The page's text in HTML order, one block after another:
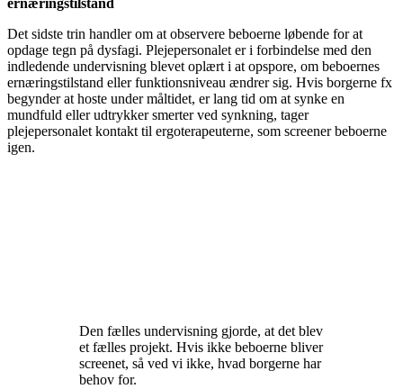
ernæringstilstand
Det sidste trin handler om at observere beboerne løbende for at
opdage tegn på dysfagi. Plejepersonalet er i forbindelse med den
indledende undervisning blevet oplært i at opspore, om beboernes
ernæringstilstand eller funktionsniveau ændrer sig. Hvis borgerne fx
begynder at hoste under måltidet, er lang tid om at synke en
mundfuld eller udtrykker smerter ved synkning, tager
plejepersonalet kontakt til ergoterapeuterne, som screener beboerne
igen.
Den fælles undervisning gjorde, at det blev
et fælles projekt. Hvis ikke beboerne bliver
screenet, så ved vi ikke, hvad borgerne har
behov for.